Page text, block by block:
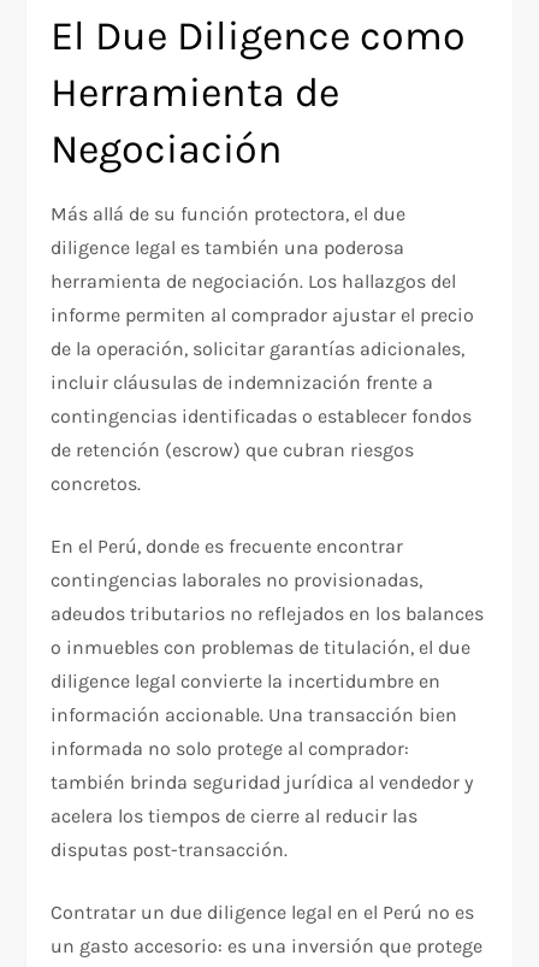
El Due Diligence como
Herramienta de
Negociación
Más allá de su función protectora, el due
diligence legal es también una poderosa
herramienta de negociación. Los hallazgos del
informe permiten al comprador ajustar el precio
de la operación, solicitar garantías adicionales,
incluir cláusulas de indemnización frente a
contingencias identificadas o establecer fondos
de retención (escrow) que cubran riesgos
concretos.
En el Perú, donde es frecuente encontrar
contingencias laborales no provisionadas,
adeudos tributarios no reflejados en los balances
o inmuebles con problemas de titulación, el due
diligence legal convierte la incertidumbre en
información accionable. Una transacción bien
informada no solo protege al comprador:
también brinda seguridad jurídica al vendedor y
acelera los tiempos de cierre al reducir las
disputas post-transacción.
Contratar un due diligence legal en el Perú no es
un gasto accesorio: es una inversión que protege